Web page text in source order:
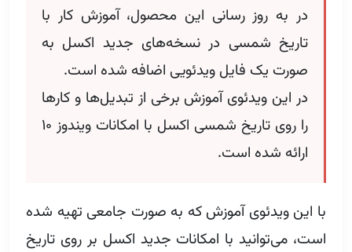
در به روز رسانی این محصول، آموزش کار با
تاریخ شمسی در نسخه‌های جدید اکسل به
صورت یک فایل ویدئویی اضافه شده است.
در این ویدئوی آموزش برخی از تبدیل‌ها و کارها
را روی تاریخ شمسی اکسل با امکانات ویندوز ۱۰
ارائه شده است.
با این ویدئوی آموزش که به صورت جامعی تهیه شده
است، می‌توانید با امکانات جدید اکسل بر روی تاریخ